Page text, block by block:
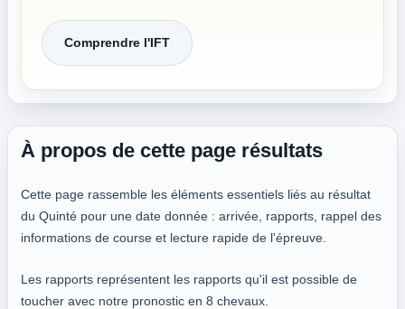
Comprendre l'IFT
À propos de cette page résultats
Cette page rassemble les éléments essentiels liés au résultat
du Quinté pour une date donnée : arrivée, rapports, rappel des
informations de course et lecture rapide de l'épreuve.
Les rapports représentent les rapports qu'il est possible de
toucher avec notre pronostic en 8 chevaux.